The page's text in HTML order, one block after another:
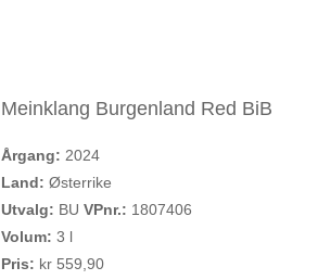
Meinklang Burgenland Red BiB
Årgang: 2024
Land: Østerrike
Utvalg: BU VPnr.: 1807406
Volum: 3 l
Pris: kr 559,90